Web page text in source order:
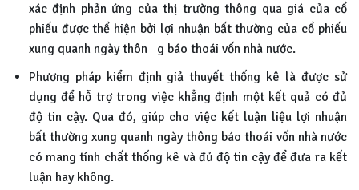
xác định phản ứng của thị trường thông qua giá của cổ
phiếu được thể hiện bởi lợi nhuận bất thường của cổ phiếu
xung quanh ngày thôn g báo thoái vốn nhà nước.
Phương pháp kiểm định giả thuyết thống kê là được sử
dụng để hỗ trợ trong việc khẳng định một kết quả có đủ
độ tin cậy. Qua đó, giúp cho việc kết luận liệu lợi nhuận
bất thường xung quanh ngày thông báo thoái vốn nhà nước
có mang tính chất thống kê và đủ độ tin cậy để đưa ra kết
luận hay không.